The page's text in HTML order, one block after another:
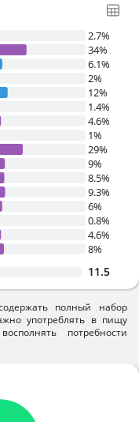
2.7%
34%
6.1%
2%
12%
1.4%
4.6%
1%
29%
9%
8.5%
9.3%
6%
0.8%
4.6%
8%
11.5
полный набор
употреблять в пищу
потребности